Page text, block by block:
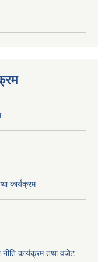
कार्यक्रम
कार्यक्रम तथा वजेट